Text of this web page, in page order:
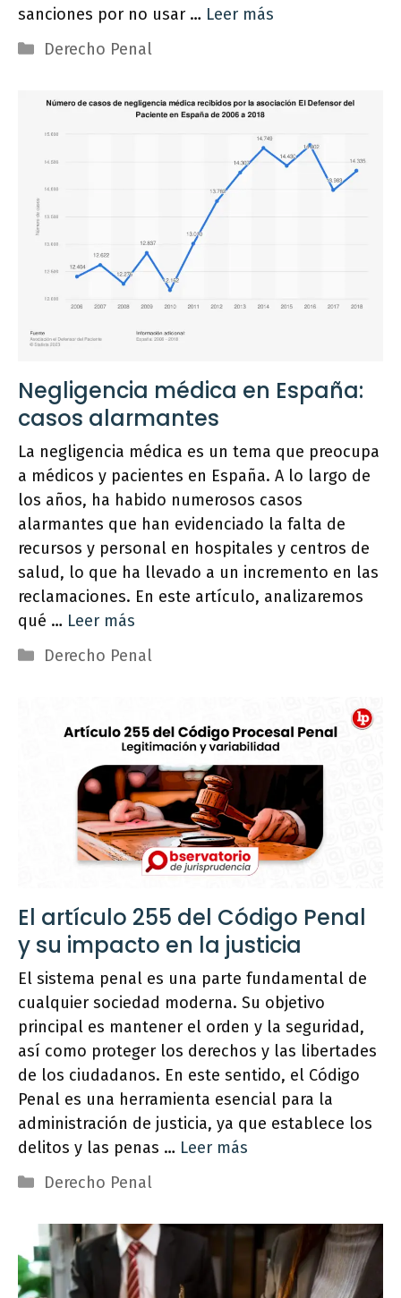
sanciones por no usar … Leer más
Categorías
Derecho Penal
Negligencia médica en España:
casos alarmantes
La negligencia médica es un tema que preocupa
a médicos y pacientes en España. A lo largo de
los años, ha habido numerosos casos
alarmantes que han evidenciado la falta de
recursos y personal en hospitales y centros de
salud, lo que ha llevado a un incremento en las
reclamaciones. En este artículo, analizaremos
qué … Leer más
Categorías
Derecho Penal
El artículo 255 del Código Penal
y su impacto en la justicia
El sistema penal es una parte fundamental de
cualquier sociedad moderna. Su objetivo
principal es mantener el orden y la seguridad,
así como proteger los derechos y las libertades
de los ciudadanos. En este sentido, el Código
Penal es una herramienta esencial para la
administración de justicia, ya que establece los
delitos y las penas … Leer más
Categorías
Derecho Penal